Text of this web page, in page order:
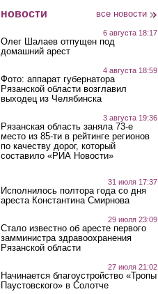
новости все новости
6 августа 18:17
Олег Шалаев отпущен под
домашний арест
4 августа 18:59
Фото: аппарат губернатора
Рязанской области возглавил
выходец из Челябинска
3 августа 19:36
Рязанская область заняла 73-е
место из 85-ти в рейтинге регионов
по качеству дорог, который
составило «РИА Новости»
31 июля 17:37
Исполнилось полтора года со дня
ареста Константина Смирнова
29 июля 23:09
Стало известно об аресте первого
замминистра здравоохранения
Рязанской области
27 июля 21:02
Начинается благоустройство «Тропы
Паустовского» в Солотче